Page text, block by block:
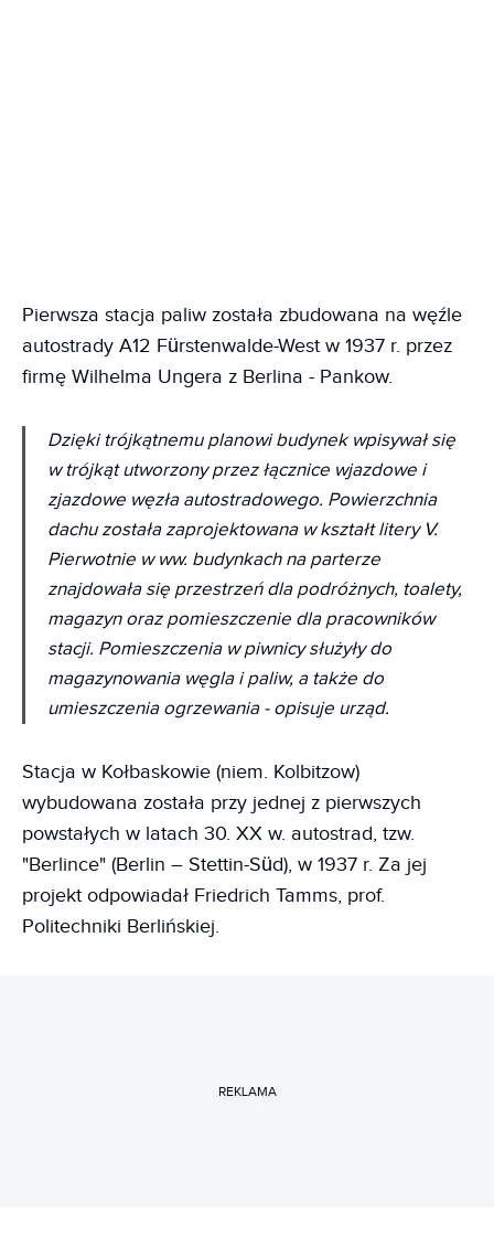
Pierwsza stacja paliw została zbudowana na węźle
autostrady A12 Fürstenwalde-West w 1937 r. przez
firmę Wilhelma Ungera z Berlina - Pankow.
Dzięki trójkątnemu planowi budynek wpisywał się
w trójkąt utworzony przez łącznice wjazdowe i
zjazdowe węzła autostradowego. Powierzchnia
dachu została zaprojektowana w kształt litery V.
Pierwotnie w ww. budynkach na parterze
znajdowała się przestrzeń dla podróżnych, toalety,
magazyn oraz pomieszczenie dla pracowników
stacji. Pomieszczenia w piwnicy służyły do
magazynowania węgla i paliw, a także do
umieszczenia ogrzewania- opisuje urząd.
Stacja w Kołbaskowie (niem. Kolbitzow)
wybudowana została przy jednej z pierwszych
powstałych w latach 30. XX w. autostrad, tzw.
"Berlince" (Berlin – Stettin-Süd), w 1937 r. Za jej
projekt odpowiadał Friedrich Tamms, prof.
Politechniki Berlińskiej.
REKLAMA